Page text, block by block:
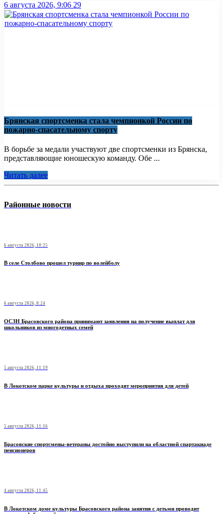
6 августа 2026, 9:06 29
Брянская спортсменка стала чемпионкой России по
пожарно-спасательному спорту
В борьбе за медали участвуют две спортсменки из Брянска,
представляющие юношескую команду. Обе ...
Читать далее
Районные новости
6 августа 2026, 10:25
В селе Столбово прошел турнир по волейболу
6 августа 2026, 8:24
ОСЗН Брасовского района принимают заявления на получение выплат для
школьников из многодетных семей
5 августа 2026, 11:19
В Локотском парке культуры и отдыха проходят мероприятия для детей
5 августа 2026, 11:16
Брасовские спортсмены-ветераны достойно выступили на областной спартакиаде
пенсионеров
4 августа 2026, 11:45
В Локотском доме культуры Брасовского района занятия с детьми проводит